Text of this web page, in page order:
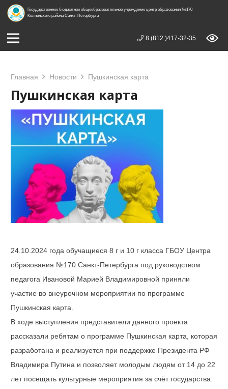
Государственное бюджетное общеобразовательное учреждение центр образования №170
Колпинского района Санкт-Петербурга
8 (812 )417-32-35
Главная Новости Пушкинская карта
Пушкинская карта
24.10.2024 года обучащиеся 8 г и 10 г класса ГБОУ Центра
образования №170 Санкт-Петербурга под руководством
педагога Ивановой Марией Владимировной приняли
участие во внеурочном мероприятии по программе
Пушкинская карта.
В ходе выступления представители данного проекта
рассказали ребятам о программе Пушкинская карта, которая
разработана и реализуется при поддержке Президента РФ
Владимира Путина и позволяет молодым людям от 14 до 22
лет посещать культурные мероприятия за счёт государства.